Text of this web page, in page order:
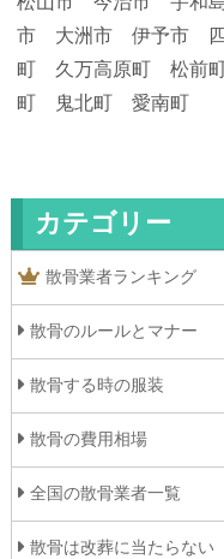
市 大洲市 伊予市
町 久万高原町 松前
町 鬼北町 愛南町
カテゴリー
散骨業者ランキング
散骨のルールとマナー
散骨する時の服装
散骨の費用相場
全国の散骨業者一覧
散骨は改葬に当たらない